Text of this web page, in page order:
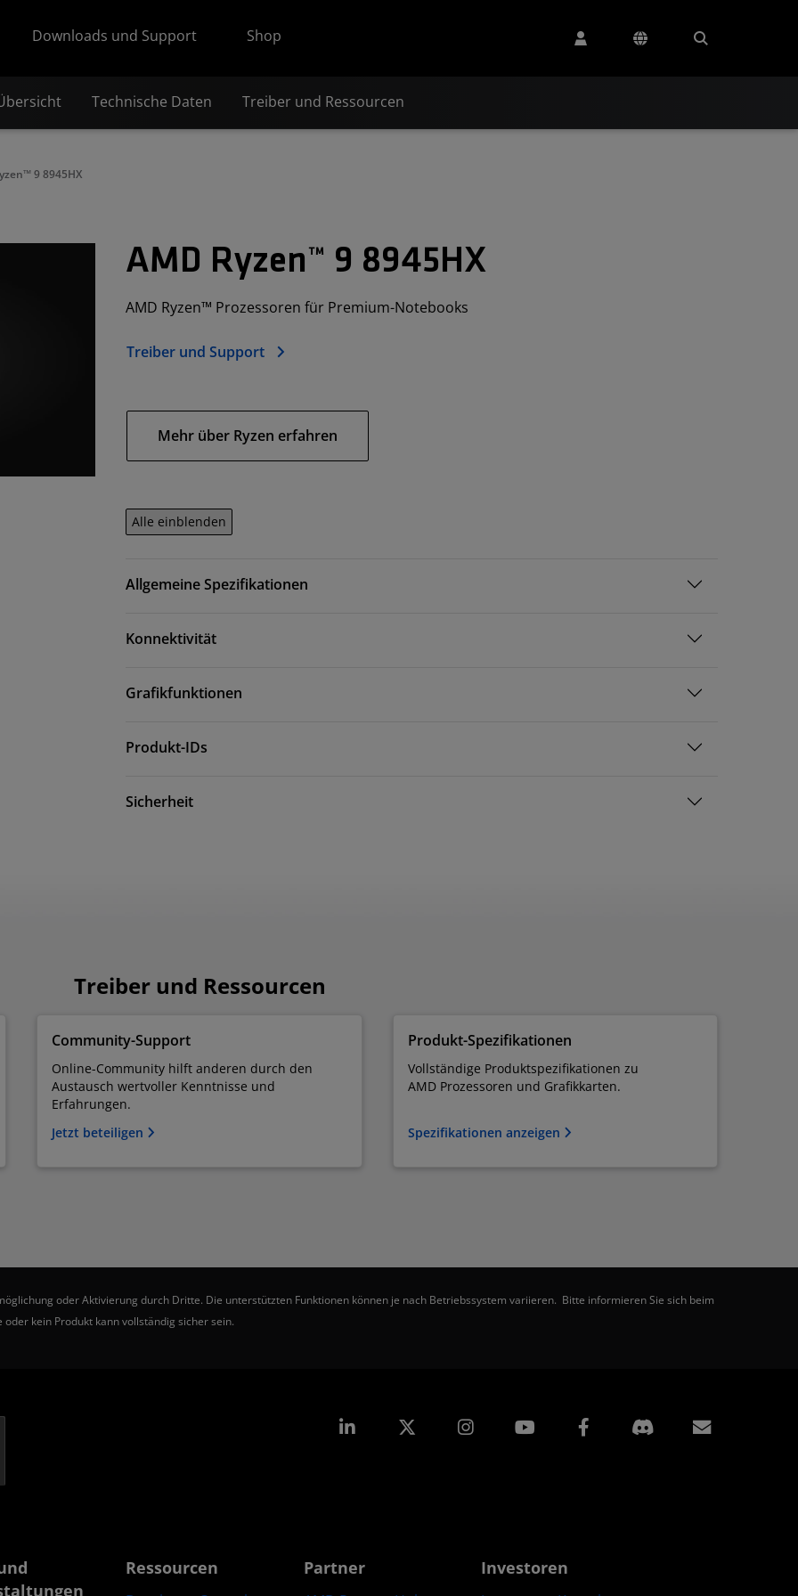
Downloads und Support Shop
Technische Daten Treiber und Ressourcen
9 8945HX
AMD Ryzen™ 9 8945HX
AMD Ryzen™ Prozessoren für Premium-Notebooks
Treiber und Support
Mehr über Ryzen erfahren
Alle einblenden
Allgemeine Spezifikationen
Konnektivität
Grafikfunktionen
Produkt-IDs
Sicherheit
Treiber und Ressourcen
Community-Support
Online-Community hilft anderen durch den
Austausch wertvoller Kenntnisse und
Erfahrungen.
Jetzt beteiligen
Produkt-Spezifikationen
Vollständige Produktspezifikationen zu
AMD Prozessoren und Grafikkarten.
Spezifikationen anzeigen
oder Aktivierung durch Dritte. Die unterstützten Funktionen können je nach Betriebssystem variieren. Bitte informieren Sie sich beim
kein Produkt kann vollständig sicher sein.
LinkedIn Instagram Facebook
Ressourcen Partner Investoren